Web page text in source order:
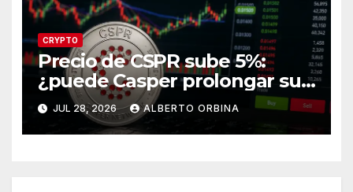
CRYPTO
Precio de CSPR sube 5%:
¿puede Casper prolongar su
recuperación?
JUL 28, 2026 ALBERTO ORBINA